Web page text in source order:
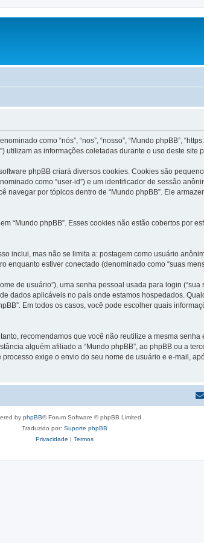
como “nós”, “nos”, “nosso”, “Mundo phpBB”,
utilizam as informações coletadas durante o uso deste
phpBB criará diversos cookies. Cookies são
como “user-id”) e um identificador de sessão
por tópicos dentro de “Mundo phpBB”. Ele
“Mundo phpBB”. Esses cookies não estão cobertos por
inclui, mas não se limita a: postagem como usuário
enquanto estiver conectado (denominado como “suas
de usuário”), uma senha pessoal usada para login (“sua
dados aplicáveis no país onde estamos hospedados.
Em todos os casos, você pode escolher quais
recomendamos que você não reutilize a mesma
alguém afiliado a “Mundo phpBB”, ao phpBB ou a
exige o envio do seu nome de usuário e e-mail,
by phpBB® Forum Software © phpBB Limited
Traduzido por: Suporte phpBB
Privacidade | Termos